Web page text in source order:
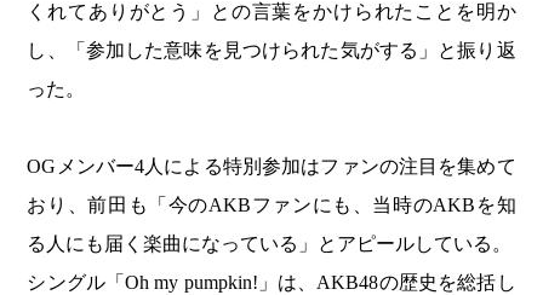
くれてありがとう」との言葉をかけられたことを明か
し、「参加した意味を見つけられた気がする」と振り返
った。
OGメンバー4人による特別参加はファンの注目を集めて
おり、前田も「今のAKBファンにも、当時のAKBを知
る人にも届く楽曲になっている」とアピールしている。
シングル「Oh my pumpkin!」は、AKB48の歴史を総括し